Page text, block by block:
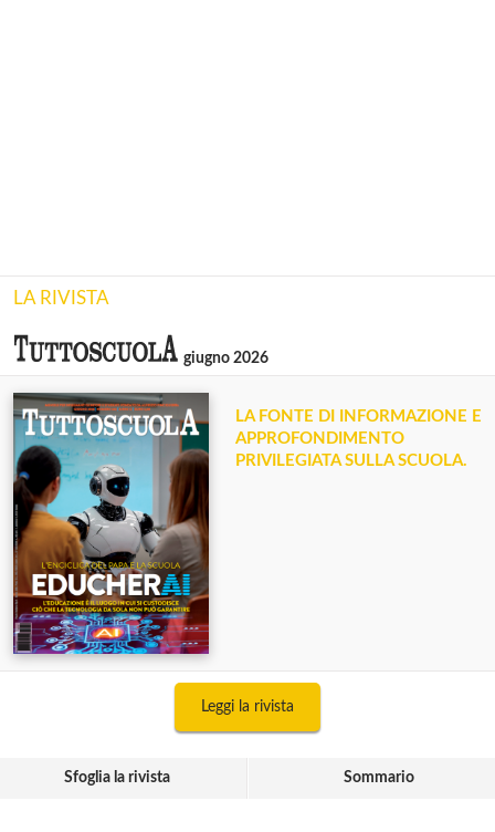
LA RIVISTA
giugno 2026
LA FONTE DI INFORMAZIONE E
APPROFONDIMENTO
PRIVILEGIATA SULLA SCUOLA.
Leggi la rivista
Sfoglia la rivista Sommario